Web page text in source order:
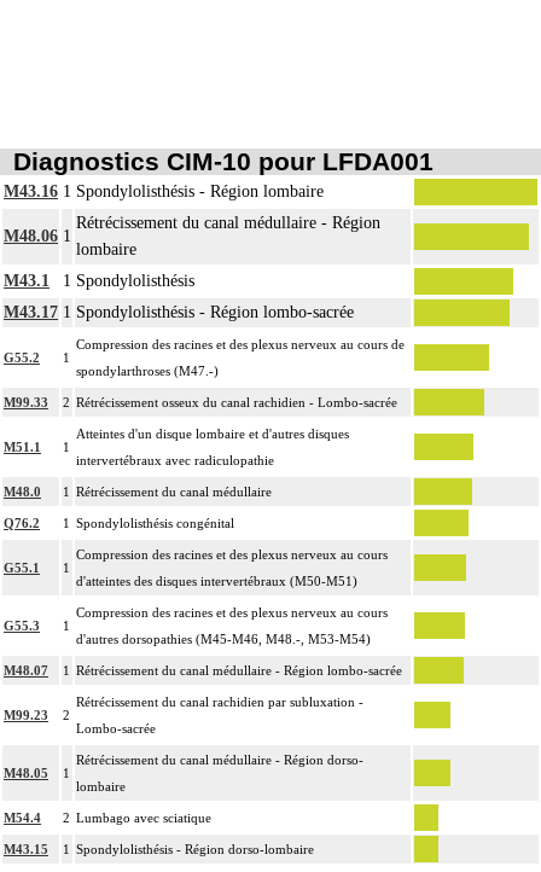
Diagnostics CIM-10 pour LFDA001
M43.16 1 Spondylolisthésis - Région lombaire
M48.06 1
Rétrécissement du canal médullaire - Région
lombaire
M43.1
1 Spondylolisthésis
M43.17 1 Spondylolisthésis - Région lombo-sacrée
G55.2 1
Compression des racines et des plexus nerveux au cours de
spondylarthroses (M47.-)
M99.33 2 Rétrécissement osseux du canal rachidien - Lombo-sacrée
M51.1 1
Atteintes d'un disque lombaire et d'autres disques
intervertébraux avec radiculopathie
M48.0 1 Rétrécissement du canal médullaire
Q76.2 1 Spondylolisthésis congénital
G55.1 1
Compression des racines et des plexus nerveux au cours
d'atteintes des disques intervertébraux (M50-M51)
G55.3 1
Compression des racines et des plexus nerveux au cours
d'autres dorsopathies (M45-M46, M48.-, M53-M54)
M48.07 1 Rétrécissement du canal médullaire - Région lombo-sacrée
M99.23 2
Rétrécissement du canal rachidien par subluxation -
Lombo-sacrée
M48.05 1
Rétrécissement du canal médullaire - Région dorso-
lombaire
M54.4 2 Lumbago avec sciatique
M43.15 1 Spondylolisthésis - Région dorso-lombaire